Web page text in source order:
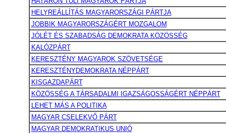
HELYREÁLLÍTÁS MAGYARORSZÁGI PÁRTJA
JOBBIK MAGYARORSZÁGÉRT MOZGALOM
JÓLÉT ÉS SZABADSÁG DEMOKRATA KÖZÖSSÉG
KALÓZPÁRT
KERESZTÉNY MAGYAROK SZÖVETSÉGE
KERESZTÉNYDEMOKRATA NÉPPÁRT
KISGAZDAPÁRT
KÖZÖSSÉG A TÁRSADALMI IGAZSÁGOSSÁGÉRT NÉPPÁRT
LEHET MÁS A POLITIKA
MAGYAR CSELEKVŐ PÁRT
MAGYAR DEMOKRATIKUS UNIÓ